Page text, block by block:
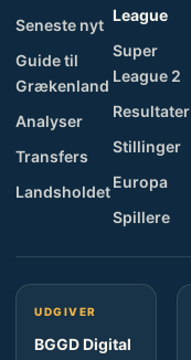
Seneste nyt
Guide til
Grækenland
Analyser
Transfers
Landsholdet
League
Super
League 2
Resultater
Stillinger
Europa
Spillere
UDGIVER
BGGD Digital